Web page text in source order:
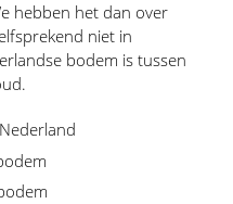
hebben het dan over
niet in
bodem is tussen